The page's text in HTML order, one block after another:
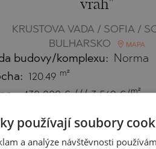
vrah"
KRUSTOVA VADA / SOFIA /
BULHARSKO
MAPA
budovy/komplexu: Norma
120.49 m²
430 000€ /// 3 569 €/m²
používají soubory
a analýze návštěvnosti